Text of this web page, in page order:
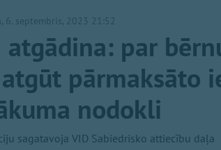
6. septembris, 2023 21:52
atgādina: par
pārmaksāto
nodokli
sagatavoja VID Sabiedrisko attiecību daļa